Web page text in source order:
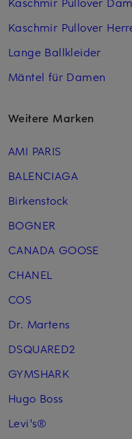
Kaschmir Pullover
Lange Ballkleider
Mäntel für Damen
Weitere Marken
AMI PARIS
BALENCIAGA
Birkenstock
BOGNER
CANADA GOOSE
CHANEL
COS
Dr. Martens
DSQUARED2
GYMSHARK
Hugo Boss
Levi's®